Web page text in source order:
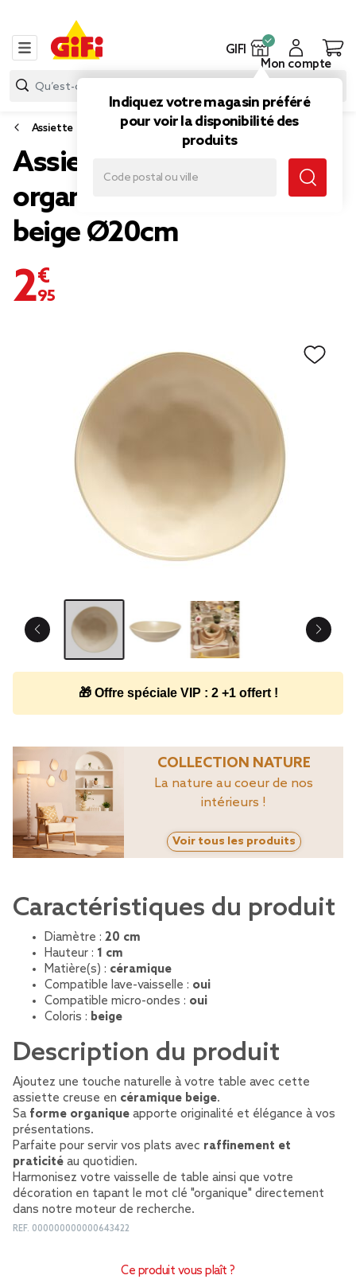
GIFI
Indiquez votre magasin préféré
pour voir la disponibilité des
produits
Mon compte
Assiette
Assiette creuse forme
organique céramique
beige Ø20cm
2,95 €
🎁 Offre spéciale VIP : 2 +1 offert !
COLLECTION NATURE
La nature au coeur de nos
intérieurs !
Voir tous les produits
Caractéristiques du produit
Diamètre : 20 cm
Hauteur : 1 cm
Matière(s) : céramique
Compatible lave-vaisselle : oui
Compatible micro-ondes : oui
Coloris : beige
Description du produit
Ajoutez une touche naturelle à votre table avec cette
assiette creuse en céramique beige.
Sa forme organique apporte originalité et élégance à vos
présentations.
Parfaite pour servir vos plats avec raffinement et
praticité au quotidien.
Harmonisez votre vaisselle de table ainsi que votre
décoration en tapant le mot clé "organique" directement
dans notre moteur de recherche.
REF. 000000000000643422
Ce produit vous plaît ?